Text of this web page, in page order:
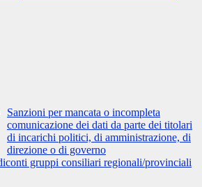
Sanzioni per mancata o incompleta
comunicazione dei dati da parte dei titolari
di incarichi politici, di amministrazione, di
direzione o di governo
gruppi consiliari regionali/provinciali